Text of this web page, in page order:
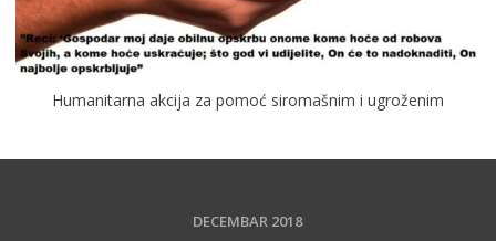
Humanitarna akcija za pomoć siromašnim i ugroženim
DECEMBAR 2018